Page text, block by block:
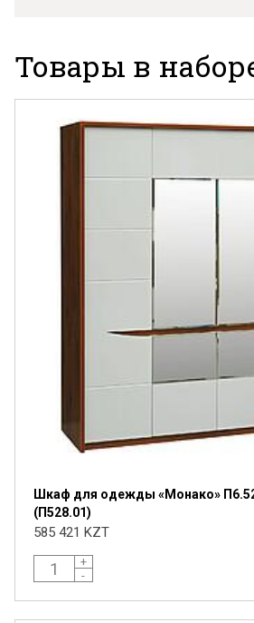
Товары в
Шкаф для одежды «Монако»
(П528.01)
585 421 KZT
+
-